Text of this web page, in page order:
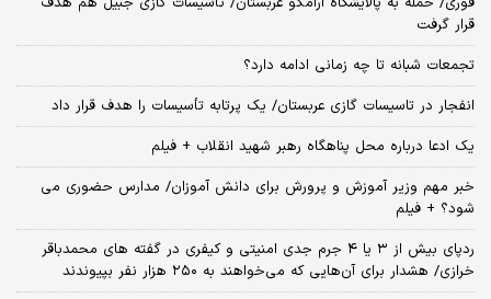
قرار گرفت
تجمعات شبانه تا چه زمانی ادامه دارد؟
انفجار در تاسیسات گازی عربستان/ یک پرتابه تأسیسات را هدف قرار داد
یک ادعا درباره محل پناهگاه‌ رهبر شهید انقلاب + فیلم
خبر مهم وزیر آموزش و پرورش برای دانش آموزان/ مدارس حضوری می
شود؟ + فیلم
ردپای بیش از ۳ یا ۴ جرم جدی امنیتی و کیفری در گفته های محمدباقر
خرازی/ هشدار برای آن‌هایی که می‌خواهند به ۲۵۰ هزار نفر بپیوندند